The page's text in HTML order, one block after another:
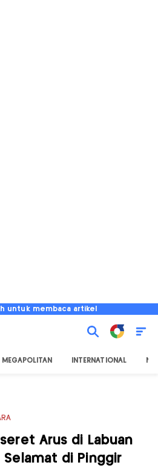
untuk membaca artikel
MEGAPOLITAN INTERNATIONAL
Arus di Labuan
Selamat di Pinggir